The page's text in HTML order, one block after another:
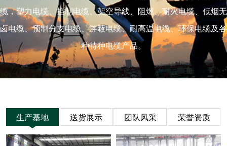
缆，塑力电缆、控制电缆、架空导线、阻燃、耐火电缆、低烟无
卤电缆、预制分支电缆、屏蔽电缆、耐高温电缆、环保电缆及各
种特种电缆产品。
生产基地 送货展示 团队风采 荣誉资质